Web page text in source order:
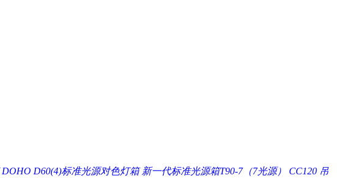
DOHO D60(4)标准光源对色灯箱 新一代标准光源箱T90-7（7光源）
CC120 吊